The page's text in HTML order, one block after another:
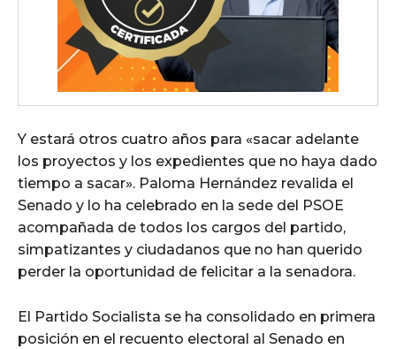
Y estará otros cuatro años para «sacar adelante
los proyectos y los expedientes que no haya dado
tiempo a sacar». Paloma Hernández revalida el
Senado y lo ha celebrado en la sede del PSOE
acompañada de todos los cargos del partido,
simpatizantes y ciudadanos que no han querido
perder la oportunidad de felicitar a la senadora.
El Partido Socialista se ha consolidado en primera
posición en el recuento electoral al Senado en